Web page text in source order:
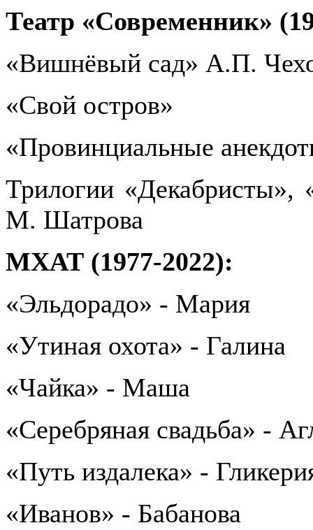
Театр «Современник»
«Вишнёвый сад» А.П.
«Свой остров»
«Провинциальные
Трилогии «Декабристы»,
М. Шатрова
МХАТ (1977-2022):
«Эльдорадо» - Мария
«Утиная охота» - Галина
«Чайка» - Маша
«Серебряная свадьба» -
«Путь издалека» -
«Иванов» - Бабанова